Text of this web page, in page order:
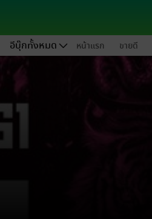
อีบุ๊กทั้งหมด หน้าแรก ขายดี